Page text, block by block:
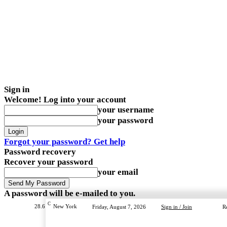
Sign in
Welcome! Log into your account
your username
your password
Forgot your password? Get help
Password recovery
Recover your password
your email
A password will be e-mailed to you.
28.6 C New York Friday, August 7, 2026 Sign in / Join